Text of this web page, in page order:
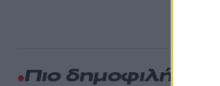
Πιο δημοφιλή